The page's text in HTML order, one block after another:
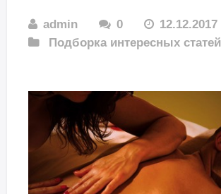
admin 0
12.12.2017
Подборка интересных статей